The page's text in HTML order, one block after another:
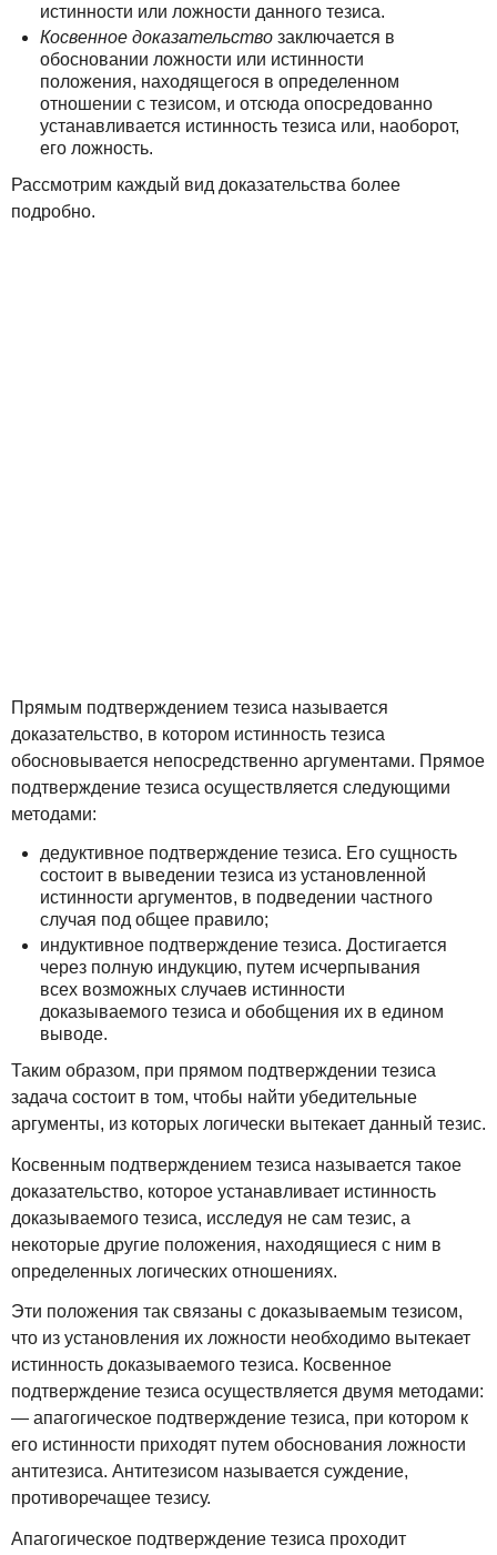
истинности или ложности данного тезиса.
Косвенное доказательство заключается в
обосновании ложности или истинности
положения, находящегося в определенном
отношении с тезисом, и отсюда опосредованно
устанавливается истинность тезиса или, наоборот,
его ложность.
Рассмотрим каждый вид доказательства более
подробно.
Прямым подтверждением тезиса называется
доказательство, в котором истинность тезиса
обосновывается непосредственно аргументами. Прямое
подтверждение тезиса осуществляется следующими
методами:
дедуктивное подтверждение тезиса. Его сущность
состоит в выведении тезиса из установленной
истинности аргументов, в подведении частного
случая под общее правило;
индуктивное подтверждение тезиса. Достигается
через полную индукцию, путем исчерпывания
всех возможных случаев истинности
доказываемого тезиса и обобщения их в едином
выводе.
Таким образом, при прямом подтверждении тезиса
задача состоит в том, чтобы найти убедительные
аргументы, из которых логически вытекает данный тезис.
Косвенным подтверждением тезиса называется такое
доказательство, которое устанавливает истинность
доказываемого тезиса, исследуя не сам тезис, а
некоторые другие положения, находящиеся с ним в
определенных логических отношениях.
Эти положения так связаны с доказываемым тезисом,
что из установления их ложности необходимо вытекает
истинность доказываемого тезиса. Косвенное
подтверждение тезиса осуществляется двумя методами:
— апагогическое подтверждение тезиса, при котором к
его истинности приходят путем обоснования ложности
антитезиса. Антитезисом называется суждение,
противоречащее тезису.
Апагогическое подтверждение тезиса проходит